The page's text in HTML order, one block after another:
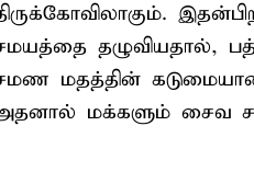
தழுவியதால்,
மதத்தின்
மக்களும் சைவ